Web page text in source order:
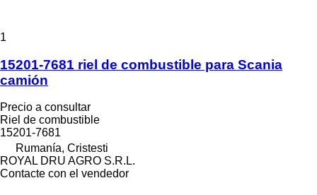
1
15201-7681 riel de combustible para Scania
camión
Precio a consultar
Riel de combustible
15201-7681
Rumanía, Cristesti
ROYAL DRU AGRO S.R.L.
Contacte con el vendedor